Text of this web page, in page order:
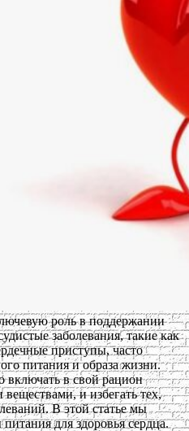
роль в поддержании
заболевания, такие как
приступы, часто
питания и образа жизни.
включать в свой рацион
и избегать тех,
В этой статье мы
для здоровья сердца.